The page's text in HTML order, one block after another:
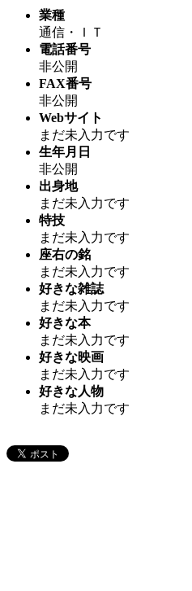
業種
通信・ＩＴ
電話番号
非公開
FAX番号
非公開
Webサイト
まだ未入力です
生年月日
非公開
出身地
まだ未入力です
特技
まだ未入力です
座右の銘
まだ未入力です
好きな雑誌
まだ未入力です
好きな本
まだ未入力です
好きな映画
まだ未入力です
好きな人物
まだ未入力です